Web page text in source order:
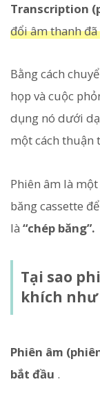
Transcription
đổi âm thanh
Bằng cách
họp và cuộc
dụng nó dưới
một cách thuận
Phiên âm là
băng cassette
là “chép băng”.
Tại sao
khích như
Phiên âm
bắt đầu .